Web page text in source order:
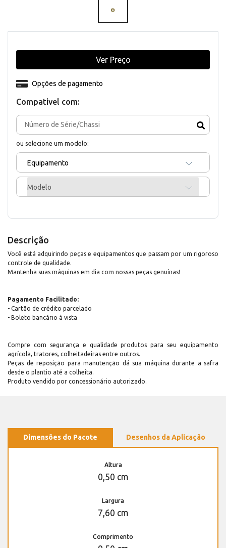
Compativel com:
ou selecione um modelo:
Equipamento
Modelo
Opções de pagamento
Ver Preço
Descrição
Você está adquirindo peças e equipamentos que passam por um rigoroso
controle de qualidade.
Mantenha suas máquinas em dia com nossas peças genuínas!
Pagamento Facilitado:
- Cartão de crédito parcelado
- Boleto bancário à vista
Compre com segurança e qualidade produtos para seu equipamento
agrícola, tratores, colheitadeiras entre outros.
Peças de reposição para manutenção dá sua máquina durante a safra
desde o plantio até a colheita.
Produto vendido por concessionário autorizado.
Dimensões do Pacote Desenhos da Aplicação
Altura
0,50 cm
Largura
7,60 cm
Comprimento